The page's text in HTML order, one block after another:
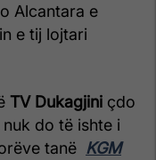
Alcantara e
e tij lojtari
TV Dukagjini çdo
do të ishte i
tanë KGM